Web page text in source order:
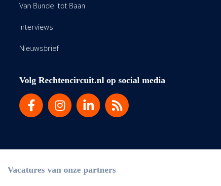
Van Bundel tot Baan
Interviews
Nieuwsbrief
Volg Rechtencircuit.nl op social media
Vacatures van onze partners